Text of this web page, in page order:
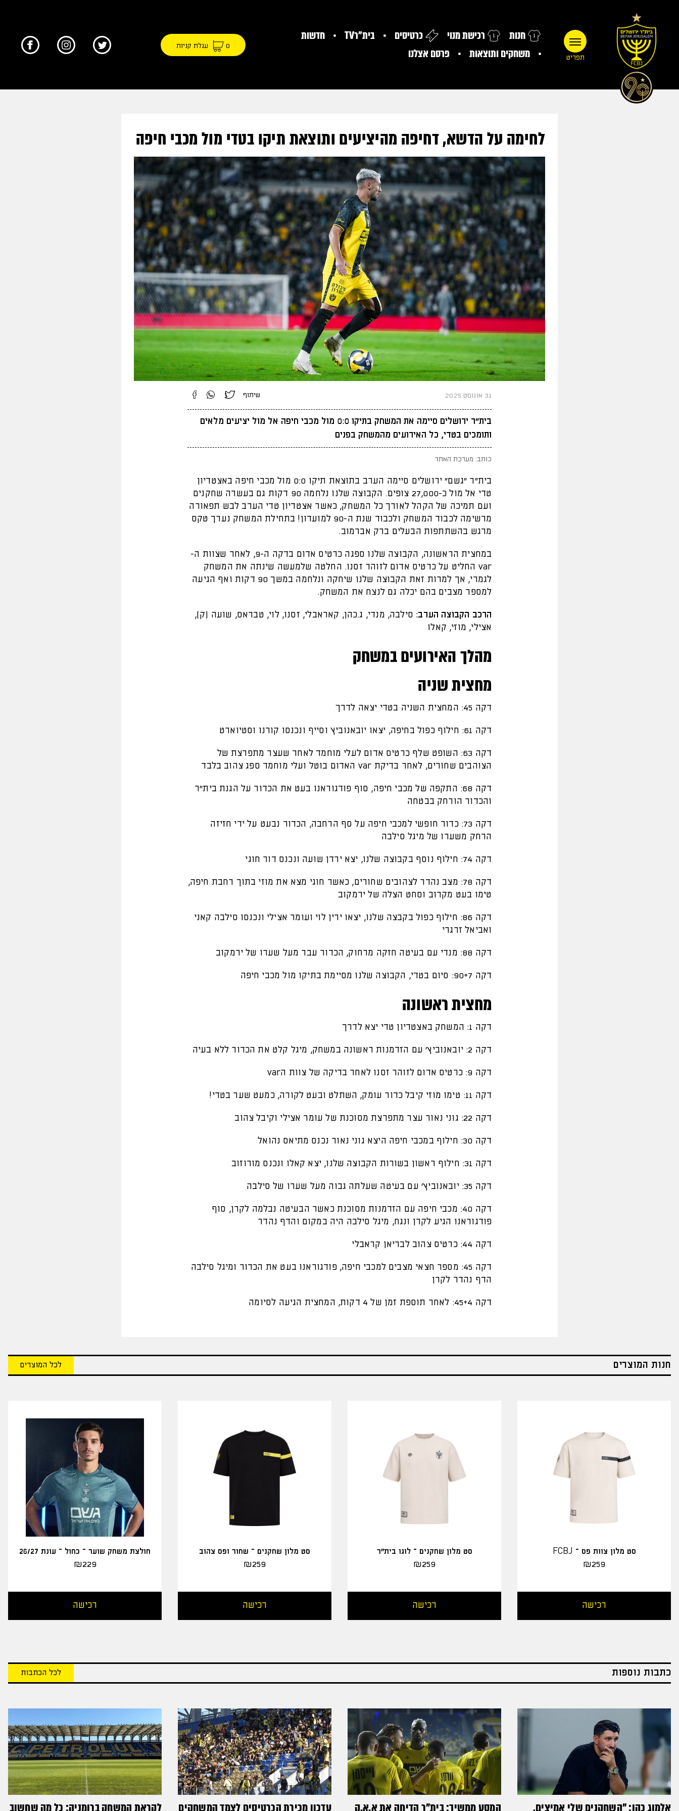
תפריט
חנות רכישת מנוי כרטיסים בית"רTV
חדשות
משחקים ותוצאות
פרסם אצלנו
0 עגלת קניות
לחימה על הדשא, דחיפה מהיציעים ותוצאת תיקו בטדי מול מכבי חיפה
31 אוגוסט 2025 שיתוף
בית״ר ירושלים סיימה את המשחק בתיקו 0:0 מול מכבי חיפה אל מול יציעים מלאים
ותומכים בטדי, כל האירועים מהמשחק בפנים
כותב: מערכת האתר
בית״ר "גשם" ירושלים סיימה הערב בתוצאת תיקו 0:0 מול מכבי חיפה באצטדיון
טדי אל מול כ-27,000 צופים. הקבוצה שלנו נלחמה 90 דקות גם בעשרה שחקנים
ועם תמיכה של הקהל לאורך כל המשחק, כאשר אצטדיון טדי הערב לבש תפאורה
מרשימה לכבוד המשחק ולכבוד שנת ה-90 למועדון! בתחילת המשחק נערך טקס
מרגש בהשתתפות הבעלים ברק אברמוב.
במחצית הראשונה, הקבוצה שלנו ספגה כרטיס אדום בדקה ה-9, לאחר שצוות ה-
var החליט על כרטיס אדום לזוהר זסנו. החלטה שלמעשה שינתה את המשחק
לגמרי, אך למרות זאת הקבוצה שלנו שיחקה ונלחמה במשך 90 דקות ואף הגיעה
למספר מצבים בהם יכלה גם לנצח את המשחק.
הרכב הקבוצה הערב: סילבה, מנדי, ג.כהן, קאראבלי, זסנו, לוי, טבראס, שועה (ק),
אצילי, מוזי, קאלו
מהלך האירועים במשחק
מחצית שניה
דקה 45: המחצית השניה בטדי יצאה לדרך
דקה 61: חילוף כפול בחיפה, יצאו יובאנוביץ וסייף ונכנסו קורנו וסטיוארט
דקה 63: השופט שלף כרטיס אדום לעלי מוחמד לאחר שעצר מתפרצת של
הצוהבים שחורים, לאחר בדיקת var האדום בוטל ועלי מוחמד ספג צהוב בלבד
דקה 68: התקפה של מכבי חיפה, סוף פודגוראנו בעט את הכדור על הגנת בית״ר
והכדור הורחק בבטחה
דקה 73: כדור חופשי למכבי חיפה על סף הרחבה, הכדור נבעט על ידי חזיזה
הרחק משערו של מיגל סילבה
דקה 74: חילוף נוסף בקבוצה שלנו, יצא ירדן שועה ונכנס דור חוגי
דקה 78: מצב נהדר לצהובים שחורים, כאשר חוגי מצא את מוזי בתוך רחבת חיפה,
טימו בעט מקרוב וסחט הצלה של ירמקוב
דקה 86: חילוף כפול בקבצה שלנו, יצאו ירין לוי ועומר אצילי ונכנסו סילבה קאני
ואביאל זרגרי
דקה 88: מנדי עם בעיטה חזקה מרחוק, הכדור עבר מעל שערו של ירמקוב
דקה 90+7: סיום בטדי, הקבוצה שלנו מסיימת בתיקו מול מכבי חיפה
מחצית ראשונה
דקה 1: המשחק באצטדיון טדי יצא לדרך
דקה 2: יובאנוביץ׳ עם הזדמנות ראשונה במשחק, מיגל קלט את הכדור ללא בעיה
דקה 9: כרטיס אדום לזוהר זסנו לאחר בדיקה של צוות הvar
דקה 11: טימו מוזי קיבל כדור עומק, השתלט ובעט לקורה, כמעט שער בטדי!
דקה 22: גוני נאור עצר מתפרצת מסוכנת של עומר אצילי וקיבל צהוב
דקה 30: חילוף במכבי חיפה היצא גוני נאור נכנס מתיאס נהואל
דקה 31: חילוף ראשון בשורות הקבוצה שלנו, יצא קאלו ונכנס מורוזוב
דקה 35: יובאנוביץ׳ עם בעיטה שעלתה גבוה מעל שערו של סילבה
דקה 40: מכבי חיפה עם הזדמנות מסוכנת כאשר הבעיטה נבלמה לקרן, סוף
פודגוראנו הגיע לקרן ונגח, מיגל סילבה היה במקום והדף נהדר
דקה 44: כרטיס צהוב לבריאן קראבלי
דקה 45: מספר חצאי מצבים למכבי חיפה, פודגוראנו בעט את הכדור ומיגל סילבה
הדף נהדר לקרן
דקה 45+4: לאחר תוספת זמן של 4 דקות, המחצית הגיעה לסיומה
חנות המוצרים לכל המוצרים
סט מלון צוות פס – FCBJ
₪259
רכישה
סט מלון שחקנים – לוגו בית"ר
₪259
רכישה
סט מלון שחקנים – שחור ופס צהוב
₪259
רכישה
חולצת משחק שוער – כחול – עונת 26/27
₪229
רכישה
כתבות נוספות לכל הכתבות
אלמוג כהן: "השחקנים שלי אמיצים, המסע ממשיך: בית"ר הדיחה את א.א.ק עדכון מכירת הכרטיסים לצמד המשחקים לקראת המשחק ברומניה: כל מה שחשוב